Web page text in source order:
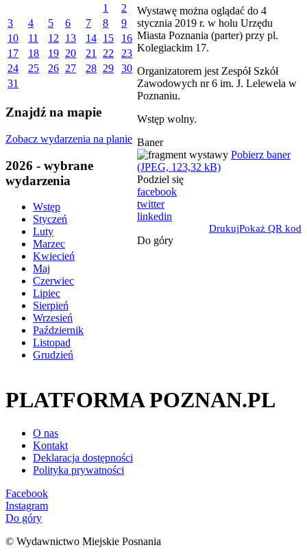
1
2
3
4 5 6 7 8
9
10
11 12 13 14 15
16
17
18 19 20 21 22
23
24
25 26 27 28 29
30
31
Znajdź na mapie
Zobacz wydarzenia na planie
2026 - wybrane
wydarzenia
Wstęp
Styczeń
Luty
Marzec
Kwiecień
Maj
Czerwiec
Lipiec
Sierpień
Wrzesień
Październik
Listopad
Grudzień
Wystawę można oglądać do 4
stycznia 2019 r. w holu Urzędu
Miasta Poznania (parter) przy pl.
Kolegiackim 17.
Organizatorem jest Zespół Szkół
Zawodowych nr 6 im. J. Lelewela w
Poznaniu.
Wstęp wolny.
Baner
Pobierz baner
(JPEG, 123,32 kB)
Podziel się
facebook
twitter
linkedin
DrukujPokaż QR kod
Do góry
PLATFORMA POZNAN.PL
O nas
Kontakt
Deklaracja dostępności
Polityka prywatności
Facebook
Instagram
Do góry
© Wydawnictwo Miejskie Posnania